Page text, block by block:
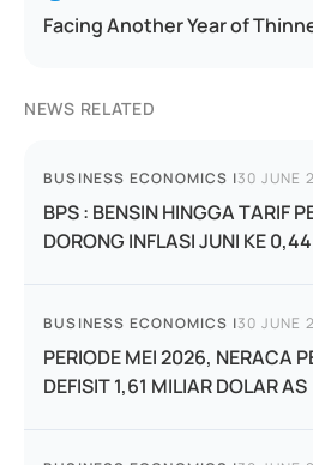
Facing Another Year of
NEWS RELATED
BUSINESS ECONOMICS |30 JUNE
BPS : BENSIN HINGGA TARIF
DORONG INFLASI JUNI KE
BUSINESS ECONOMICS |30 JUNE
PERIODE MEI 2026, NERACA
DEFISIT 1,61 MILIAR DOLAR AS